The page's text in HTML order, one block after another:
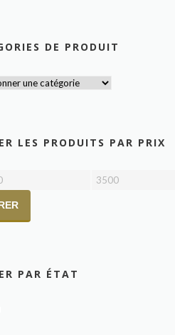
DE PRODUIT
LES PRODUITS PAR PRIX
Prix
PAR ÉTAT